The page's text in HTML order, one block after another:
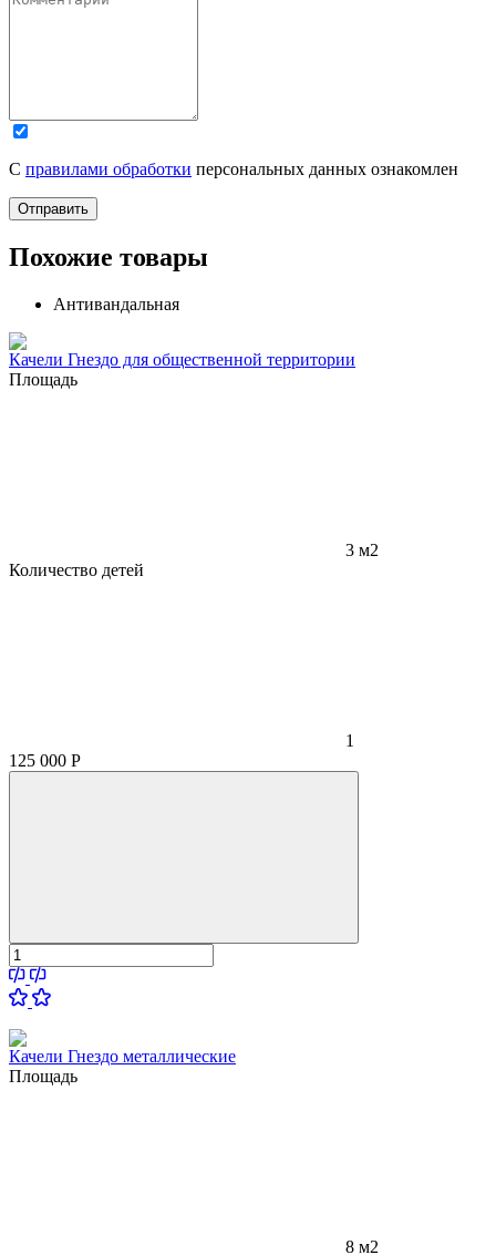
С правилами обработки персональных данных ознакомлен
Отправить
Похожие товары
Антивандальная
Качели Гнездо для общественной территории
Площадь
3 м2
Количество детей
1
125 000 Р
Качели Гнездо металлические
Площадь
8 м2